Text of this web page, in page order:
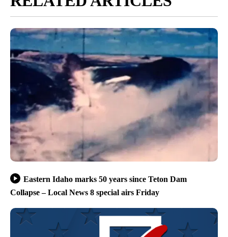
Eastern Idaho marks 50 years since Teton Dam
Collapse – Local News 8 special airs Friday